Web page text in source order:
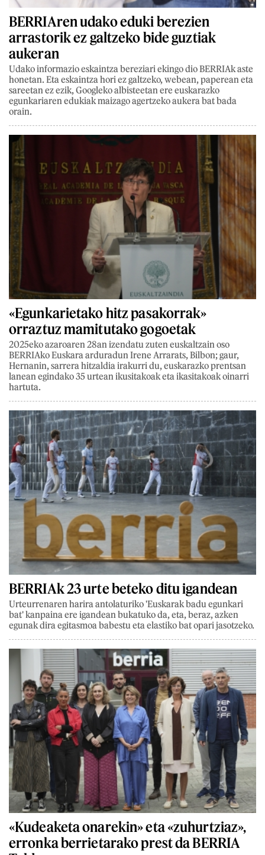
BERRIAren udako eduki berezien
arrastorik ez galtzeko bide guztiak
aukeran
Udako informazio eskaintza bereziari ekingo dio BERRIAk aste
honetan. Eta eskaintza hori ez galtzeko, webean, paperean eta
sareetan ez ezik, Googleko albisteetan ere euskarazko
egunkariaren edukiak maizago agertzeko aukera bat bada
orain.
«Egunkarietako hitz pasakorrak»
orraztuz mamitutako gogoetak
2025eko azaroaren 28an izendatu zuten euskaltzain oso
BERRIAko Euskara arduradun Irene Arrarats, Bilbon; gaur,
Hernanin, sarrera hitzaldia irakurri du, euskarazko prentsan
lanean egindako 35 urtean ikusitakoak eta ikasitakoak oinarri
hartuta.
BERRIAk 23 urte beteko ditu igandean
Urteurrenaren harira antolaturiko 'Euskarak badu egunkari
bat' kanpaina ere igandean bukatuko da, eta, beraz, azken
egunak dira egitasmoa babestu eta elastiko bat opari jasotzeko.
«Kudeaketa onarekin» eta «zuhurtziaz»,
erronka berrietarako prest da BERRIA